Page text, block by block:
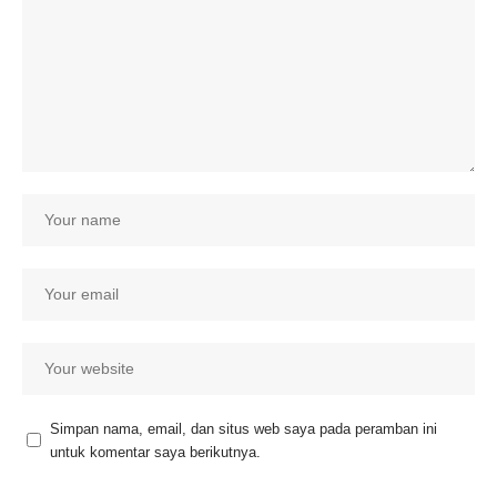
Simpan nama, email, dan situs web saya pada peramban ini
untuk komentar saya berikutnya.